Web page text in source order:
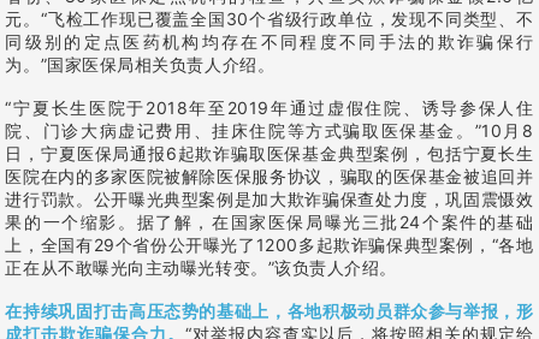
元。“飞检工作现已覆盖全国30个省级行政单位，发现不同类型、不
同级别的定点医药机构均存在不同程度不同手法的欺诈骗保行
为。”国家医保局相关负责人介绍。
“宁夏长生医院于2018年至2019年通过虚假住院、诱导参保人住
院、门诊大病虚记费用、挂床住院等方式骗取医保基金。”10月8
日，宁夏医保局通报6起欺诈骗取医保基金典型案例，包括宁夏长生
医院在内的多家医院被解除医保服务协议，骗取的医保基金被追回并
进行罚款。公开曝光典型案例是加大欺诈骗保查处力度，巩固震慑效
果的一个缩影。据了解，在国家医保局曝光三批24个案件的基础
上，全国有29个省份公开曝光了1200多起欺诈骗保典型案例，“各地
正在从不敢曝光向主动曝光转变。”该负责人介绍。
在持续巩固打击高压态势的基础上，各地积极动员群众参与举报，形
成打击欺诈骗保合力。 “对举报内容查实以后，将按照相关的规定给